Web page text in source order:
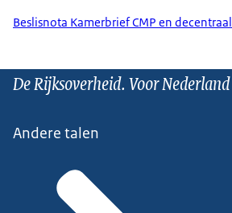
Beslisnota Kamerbrief CMP en
De Rijksoverheid. Voor Nederland
Andere talen